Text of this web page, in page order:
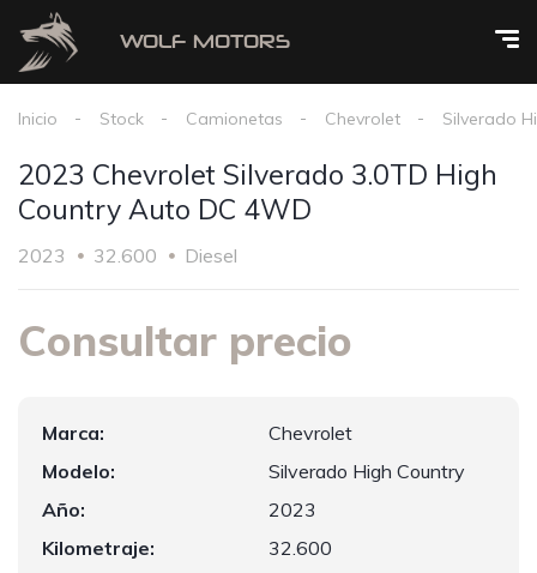
Inicio Stock Camionetas Chevrolet Silverado
2023 Chevrolet Silverado 3.0TD High
Country Auto DC 4WD
2023 32.600 Diesel
Consultar precio
Marca:
Chevrolet
Modelo:
Silverado High Country
Año:
2023
Kilometraje:
32.600